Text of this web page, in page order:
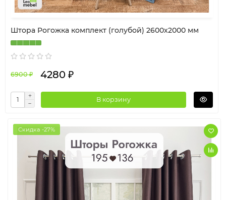
Штора Рогожка комплект (голубой) 2600х2000 мм
6900 ₽ 4280 ₽
В корзину
Скидка -27%